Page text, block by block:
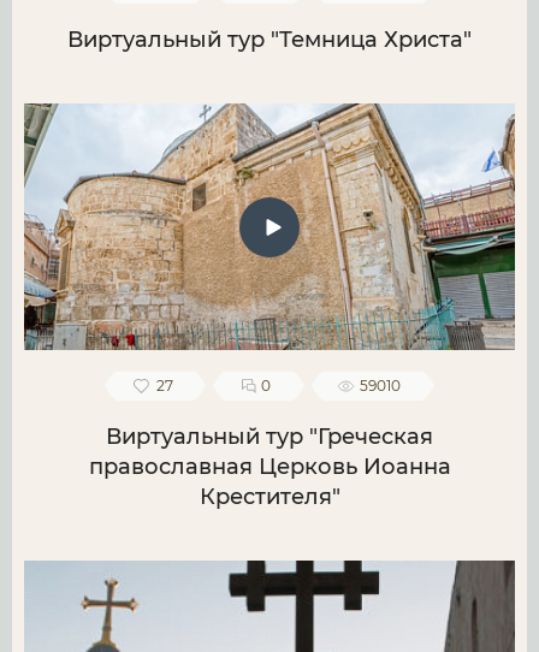
Виртуальный тур "Темница Христа"
27 0 59010
Виртуальный тур "Греческая
православная Церковь Иоанна
Крестителя"